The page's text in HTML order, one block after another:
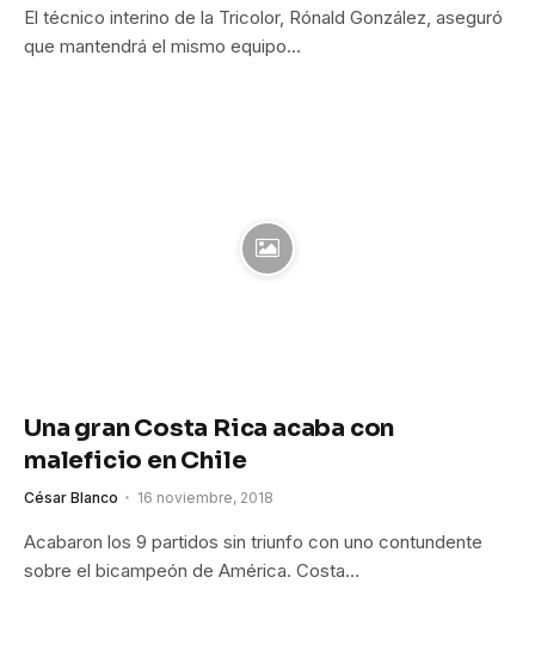
El técnico interino de la Tricolor, Rónald González, aseguró
que mantendrá el mismo equipo…
Una gran Costa Rica acaba con
maleficio en Chile
César Blanco 16 noviembre, 2018
Acabaron los 9 partidos sin triunfo con uno contundente
sobre el bicampeón de América. Costa…